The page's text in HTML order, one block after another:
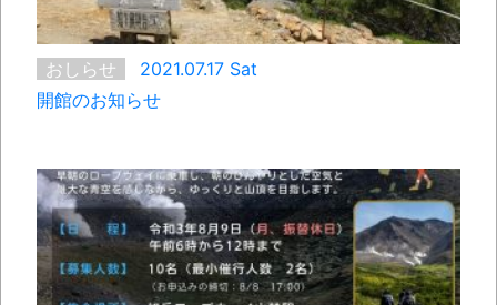
おしらせ
2021.07.17 Sat
開館のお知らせ